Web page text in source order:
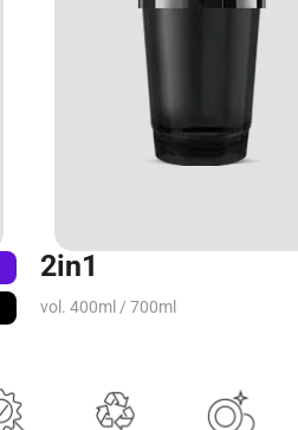
2in1
vol. 400ml / 700ml